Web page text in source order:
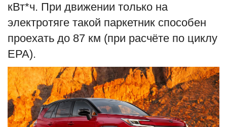
кВт*ч. При движении только на
электротяге такой паркетник способен
проехать до 87 км (при расчёте по циклу
EPA).